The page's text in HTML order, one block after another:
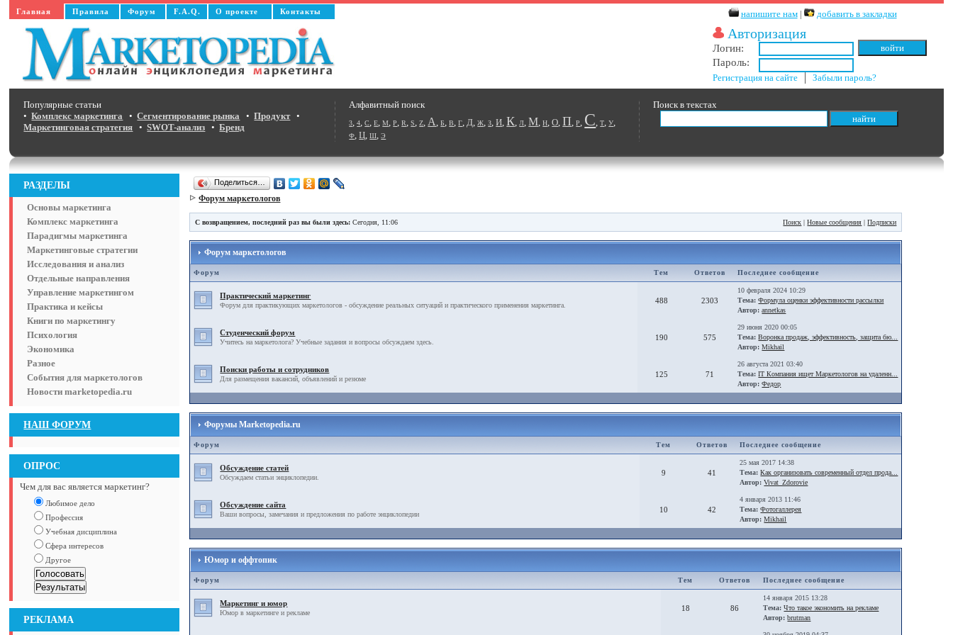
Главная Правила Форум F.A.Q. О проекте Контакты напишите нам| добавить в закладки
Авторизация
Логин:
Пароль:
Регистрация на сайте │Забыли пароль?
Поиск в текстах
Алфавитный поиск
3,4,C,E,M,P,R,S,Z,А,Б,В,Г,Д,Ж,З,И,К,Л,М,Н,О,П,Р, С,Т,У,
Ф,Ц,Ш,Э
Популярные статьи
•Комплекс маркетинга •Сегментирование рынка •Продукт•
Маркетинговая стратегия •SWOT-анализ •Бренд
РАЗДЕЛЫ
Основы маркетинга
Комплекс маркетинга
Парадигмы маркетинга
Маркетинговые стратегии
Исследования и анализ
Отдельные направления
Управление маркетингом
Практика и кейсы
Книги по маркетингу
Психология
Экономика
Разное
События для маркетологов
Новости marketopedia.ru
НАШ ФОРУМ
ОПРОС
Чем для вас является маркетинг?
Любимое дело
Профессия
Учебная дисциплина
Сфера интересов
Другое
РЕКЛАМА
Поделиться…
Форум маркетологов
С возвращением, последний раз вы были здесь: Сегодня, 11:06 Поиск |Новые сообщения |Подписки
Форум маркетологов
Форум Тем Ответов Последнее сообщение
Практический маркетинг
Форум для практикующих маркетологов - обсуждение реальных ситуаций и практического применения маркетинга.
488 2303
10 февраля 2024 10:29
Тема: Формула оценки эффективности рассылки
Автор: annetkas
Студенческий форум
Учитесь на маркетолога? Учебные задания и вопросы обсуждаем здесь.
190 575
29 июня 2020 00:05
Тема: Воронка продаж, эффективность, защита бю...
Автор: Mikhail
Поиски работы и сотрудников
Для размещения вакансий, объявлений и резюме
125 71
26 августа 2021 03:40
Тема: IT Компания ищет Маркетологов на удаленн...
Автор: Федор
Форумы Marketopedia.ru
Форум Тем Ответов Последнее сообщение
Обсуждение статей
Обсуждаем статьи энциклопедии.
9 41
25 мая 2017 14:38
Тема: Как организовать современный отдел прода...
Автор: Vivat_Zdorovie
Обсуждение сайта
Ваши вопросы, замечания и предложения по работе энциклопедии
10 42
4 января 2013 11:46
Тема: Фотогаллерея
Автор: Mikhail
Юмор и оффтопик
Форум Тем Ответов Последнее сообщение
Маркетинг и юмор
Юмор в маркетинге и рекламе
18 86
14 января 2015 13:28
Тема: Что такое экономить на рекламе
Автор: brutman